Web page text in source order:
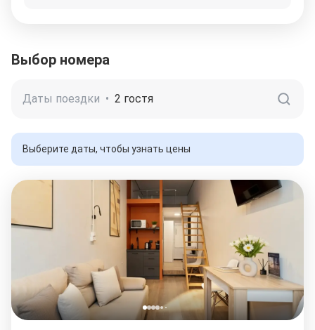
Выбор номера
Даты поездки • 2 гостя
Выберите даты, чтобы узнать цены